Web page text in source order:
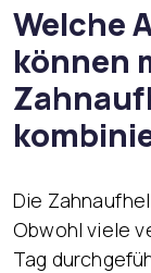
Welche
können
Die
Obwohl viele
Tag